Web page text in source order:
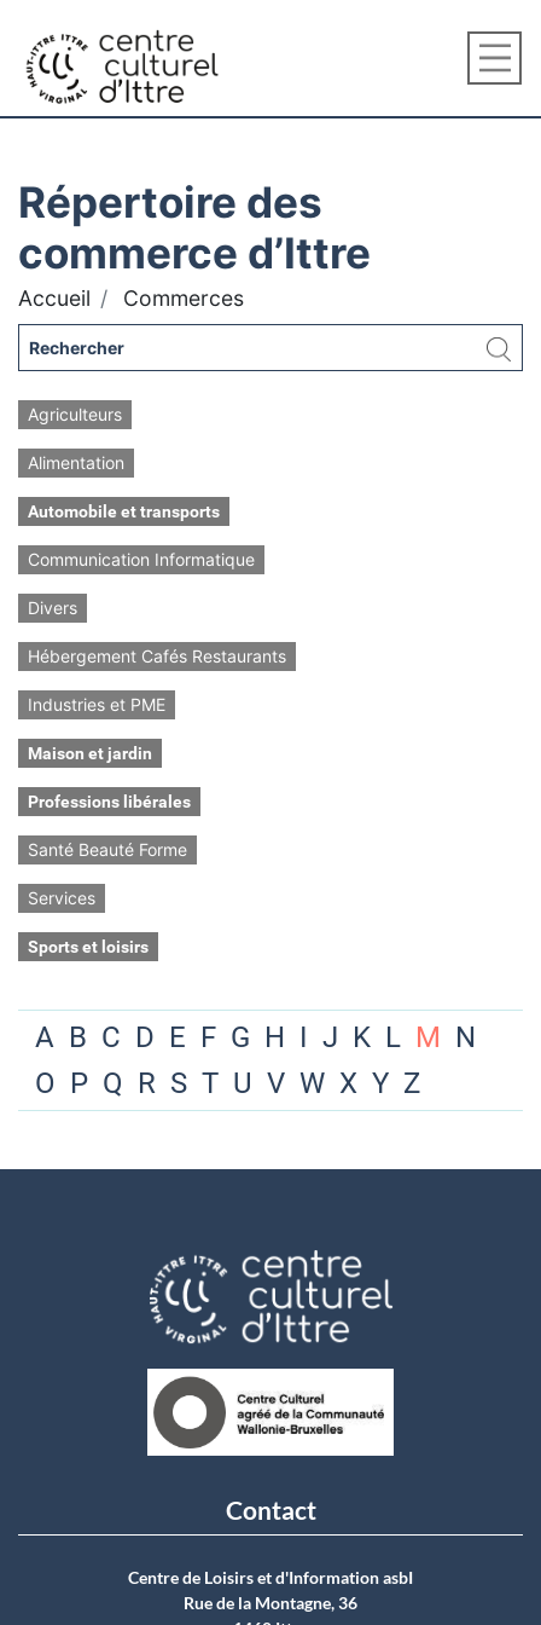
Répertoire des
commerce d’Ittre
Accueil Commerces
Agriculteurs
Alimentation
Automobile et transports
Communication Informatique
Divers
Hébergement Cafés Restaurants
Industries et PME
Maison et jardin
Professions libérales
Santé Beauté Forme
Services
Sports et loisirs
A B C D E F G H I J K L M N
O P Q R S T U V W X Y Z
Contact
Centre de Loisirs et d'Information asbI
Rue de la Montagne, 36